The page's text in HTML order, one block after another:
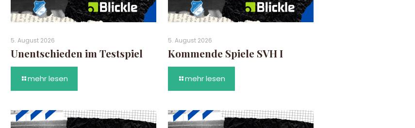
5. August 2026
Unentschieden im Testspiel
mehr lesen
5. August 2026
Kommende Spiele SVH I
mehr lesen